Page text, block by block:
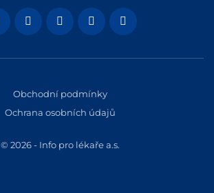
© 2026 - Info pro lékaře a.s.
Obchodní podmínky
Ochrana osobních údajů